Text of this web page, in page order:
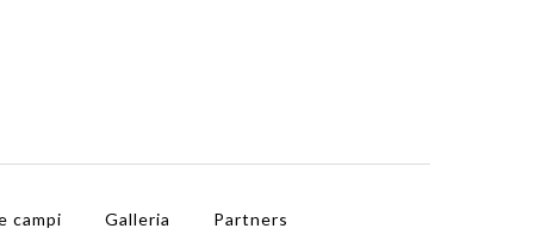
campi Galleria Partners